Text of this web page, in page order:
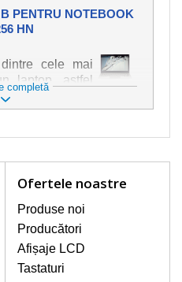
PENTRU NOTEBOOK
HN
cele mai
laptop, astfel
piese de
calitate.
Cele mai
fi afișajul rupt
verticale,
completă
Ofertele noastre
Produse noi
Producători
Afișaje LCD
Tastaturi